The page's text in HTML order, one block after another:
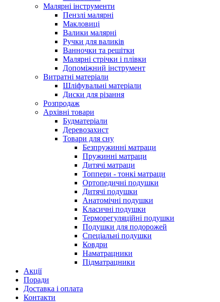
Малярні інструменти
Пензлі малярні
Макловиці
Валики малярні
Ручки для валиків
Ванночки та решітки
Малярні стрічки і плівки
Допоміжний інструмент
Витратні матеріали
Шліфувальні матеріали
Диски для різання
Розпродаж
Архівні товари
Будматеріали
Деревозахист
Товари для сну
Безпружинні матраци
Пружинні матраци
Дитячі матраци
Топпери - тонкі матраци
Ортопедичні подушки
Дитячі подушки
Анатомічні подушки
Класичні подушки
Терморегуляційні подушки
Подушки для подорожей
Спеціальні подушки
Ковдри
Наматрацники
Підматрацники
Акції
Поради
Доставка і оплата
Контакти